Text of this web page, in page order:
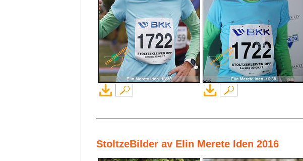
StoltzeBilder av Elin Merete Iden 2016